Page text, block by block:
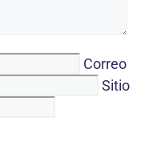
Correo
Sitio